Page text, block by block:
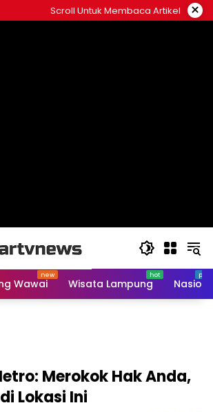
Scroll Untuk Membaca Artikel ×
Wawai Wisata Lampung
Merokok Hak Anda,
Lokasi Ini